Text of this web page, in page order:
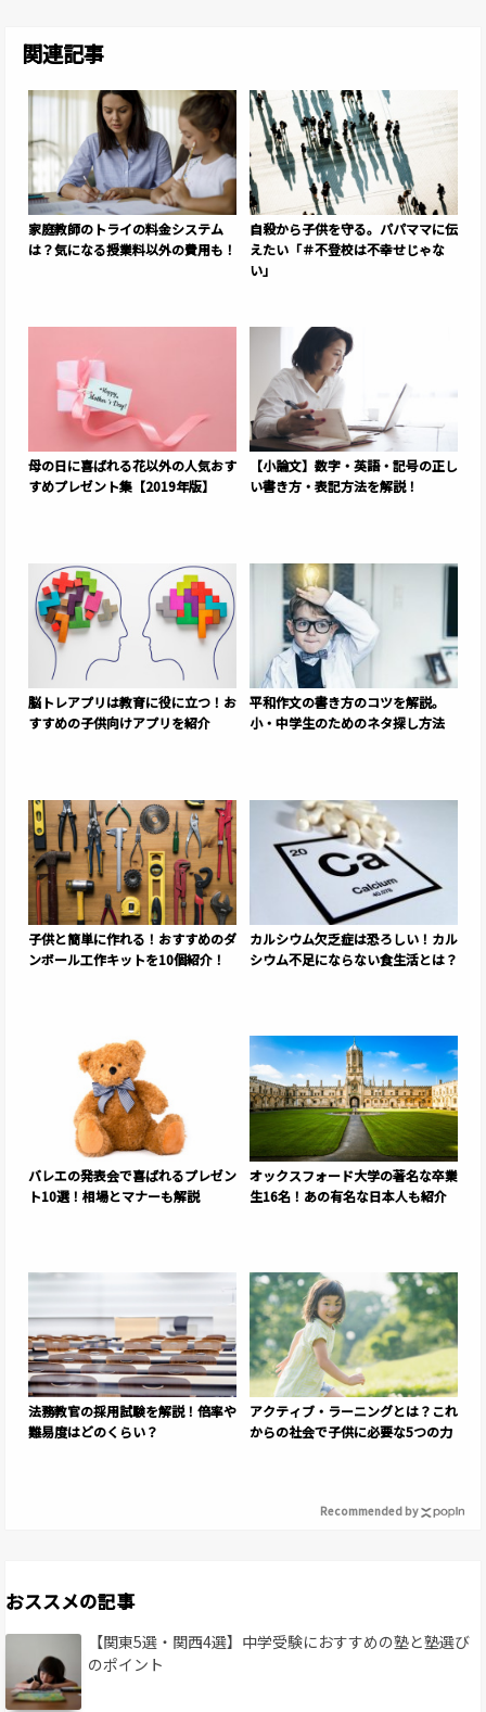
関連記事
家庭教師のトライの料金システム
は？気になる授業料以外の費用も！
自殺から子供を守る。パパママに伝
えたい「＃不登校は不幸せじゃな
い」
母の日に喜ばれる花以外の人気おす
すめプレゼント集【2019年版】
【小論文】数字・英語・記号の正し
い書き方・表記方法を解説！
脳トレアプリは教育に役に立つ！お
すすめの子供向けアプリを紹介
平和作文の書き方のコツを解説。
小・中学生のためのネタ探し方法
子供と簡単に作れる！おすすめのダ
ンボール工作キットを10個紹介！
カルシウム欠乏症は恐ろしい！カル
シウム不足にならない食生活とは？
バレエの発表会で喜ばれるプレゼン
ト10選！相場とマナーも解説
オックスフォード大学の著名な卒業
生16名！あの有名な日本人も紹介
法務教官の採用試験を解説！倍率や
難易度はどのくらい？
アクティブ・ラーニングとは？これ
からの社会で子供に必要な5つの力
Recommended by
おススメの記事
【関東5選・関西4選】中学受験におすすめの塾と塾選び
のポイント